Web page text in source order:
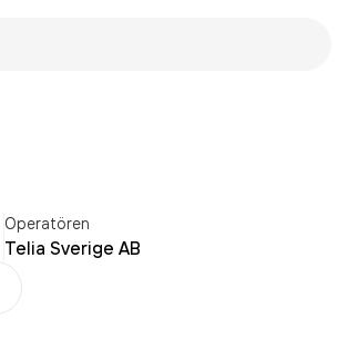
Operatören
Telia Sverige AB